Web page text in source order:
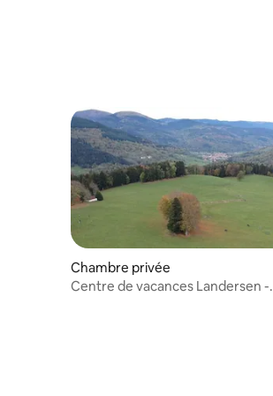
Chambre privée
Centre de vacances Landersen -